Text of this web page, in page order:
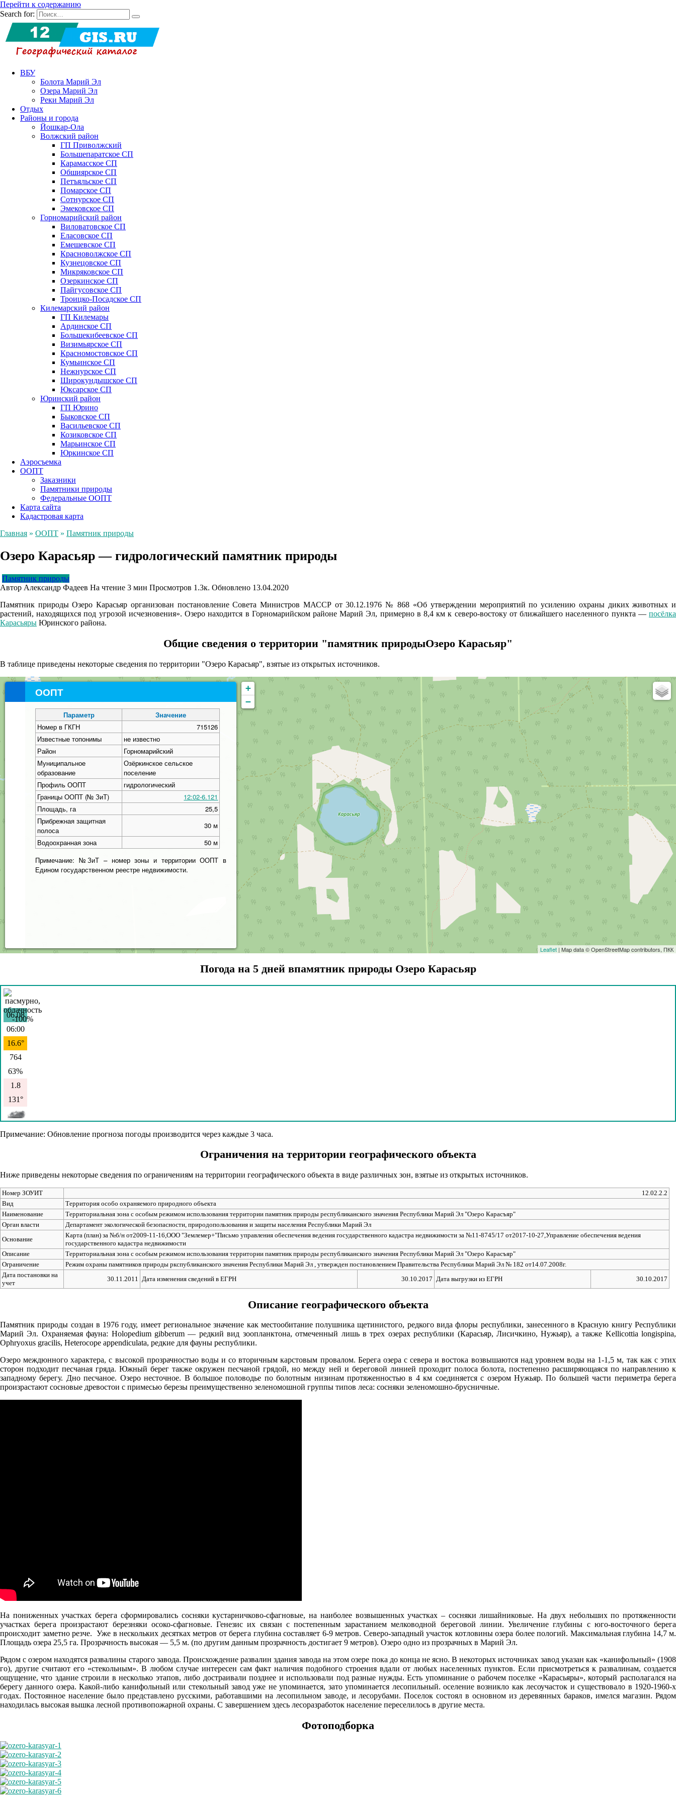
Перейти к содержанию
Search for:
ВБУ
Болота Марий Эл
Озера Марий Эл
Реки Марий Эл
Отдых
Районы и города
Йошкар-Ола
Волжский район
ГП Приволжский
Большепаратское СП
Карамасское СП
Обшиярское СП
Петъяльское СП
Помарское СП
Сотнурское СП
Эмековское СП
Горномарийский район
Виловатовское СП
Еласовское СП
Емешевское СП
Красноволжское СП
Кузнецовское СП
Микряковское СП
Озеркинское СП
Пайгусовское СП
Троицко-Посадское СП
Килемарский район
ГП Килемары
Ардинское СП
Большекибеевское СП
Визимьярское СП
Красномостовское СП
Кумьинское СП
Нежнурское СП
Широкундышское СП
Юксарское СП
Юринский район
ГП Юрино
Быковское СП
Васильевское СП
Козиковское СП
Марьинское СП
Юркинское СП
Аэросъемка
ООПТ
Заказники
Памятники природы
Федеральные ООПТ
Карта сайта
Кадастровая карта
Главная » ООПТ » Памятник природы
Озеро Карасьяр — гидрологический памятник природы
Памятник природы
Автор Александр Фадеев На чтение 3 мин Просмотров 1.3к. Обновлено 13.04.2020
Памятник природы Озеро Карасьяр организован постановление Совета Министров МАССР от 30.12.1976 № 868 «Об утверждении мероприятий по усилению охраны диких животных и
растений, находящихся под угрозой исчезновения». Озеро находится в Горномарийском районе Марий Эл, примерно в 8,4 км к северо-востоку от ближайшего населенного пункта — посёлка
Карасьяры Юринского района.
Общие сведения о территории "памятник природыОзеро Карасьяр"
В таблице приведены некоторые сведения по территории "Озеро Карасьяр", взятые из открытых источников.
ООПТ
Параметр
Значение
Номер в ГКГН
715126
Известные топонимы
не известно
Район
Горномарийский
Муниципальное
образование
Озёркинское сельское
поселение
Профиль ООПТ
гидрологический
Границы ООПТ (№ ЗиТ)
12:02-6.121
Площадь, га
25,5
Прибрежная защитная
полоса
30 м
Водоохранная зона
50 м
Примечание: №ЗиТ – номер зоны и территории ООПТ в
Едином государственном реестре недвижимости.
+
−
Leaflet | Map data © OpenStreetMap contributors, ПКК
Погода на 5 дней впамятник природы Озеро Карасьяр
06.08
06:00
16.6°
764
63%
1.8
131°
06.08
764
57%
2.6
195°
06.08
12:00
23.9°
3.5
213°
06.08
15:00
21:00
18.6°
761
85%
2.2
193°
17.7°
761
88%
2.4
Примечание: Обновление прогноза погоды производится через каждые 3 часа.
Ограничения на территории географического объекта
Ниже приведены некоторые сведения по ограничениям на территории географического объекта в виде различных зон, взятые из открытых источников.
Номер ЗОУИТ
12.02.2.2
Вид
Территория особо охраняемого природного объекта
Наименование
Территориальная зона с особым режимом использования территории памятник природы республиканского значения Республики Марий Эл "Озеро Карасъяр"
Орган власти
Департамент экологической безопасности, природопользования и защиты населения Республики Марий Эл
Основание
Карта (план) за №б/н от2009-11-16,ООО "Землемер+"Письмо управления обеспечения ведения государственного кадастра недвижимости за №11-8745/17 от2017-10-27,Управление обеспечения ведения
государственного кадастра недвижимости
Описание
Территориальная зона с особым режимом использования территории памятник природы республиканского значения Республики Марий Эл "Озеро Карасъяр"
Ограничение
Режим охраны памятников природы ркспубликанского значения Республики Марий Эл , утвержден постановлением Правительства Республики Марий Эл № 182 от14.07.2008г.
Дата постановки на
учет
30.11.2011 Дата изменения сведений в ЕГРН 30.10.2017 Дата выгрузки из ЕГРН 30.10.2017
Описание географического объекта
Памятник природы создан в 1976 году, имеет региональное значение как местообитание полушника щетинистого, редкого вида флоры республики, занесенного в Красную книгу Республики
Марий Эл. Охраняемая фауна: Holopedium gibberum — редкий вид зоопланктона, отмеченный лишь в трех озерах республики (Карасьяр, Лисичкино, Нужьяр), а также Kellicottia longispina,
Ophryoxus gracilis, Heterocope appendiculata, редкие для фауны республики.
Озеро междюнного характера, с высокой прозрачностью воды и со вторичным карстовым провалом. Берега озера с севера и востока возвышаются над уровнем воды на 1-1,5 м, так как с этих
сторон подходит песчаная гряда. Южный берег также окружен песчаной грядой, но между ней и береговой линией проходит полоса болота, постепенно расширяющаяся по направлению к
западному берегу. Дно песчаное. Озеро несточное. В большое половодье по болотным низинам протяженностью в 4 км соединяется с озером Нужьяр. По большей части периметра берега
произрастают сосновые древостои с примесью березы преимущественно зеленомошной группы типов леса: сосняки зеленомошно-брусничные.
На пониженных участках берега сформировались сосняки кустарничково-сфагновые, на наиболее возвышенных участках – сосняки лишайниковые. На двух небольших по протяженности
участках берега произрастают березняки осоко-сфагновые. Генезис их связан с постепенным зарастанием мелководной береговой линии. Увеличение глубины с юго-восточного берега
происходит заметно резче. Уже в нескольких десятках метров от берега глубина составляет 6-9 метров. Северо-западный участок котловины озера более пологий. Максимальная глубина 14,7 м.
Площадь озера 25,5 га. Прозрачность высокая — 5,5 м. (по другим данным прозрачность достигает 9 метров). Озеро одно из прозрачных в Марий Эл.
Рядом с озером находятся развалины старого завода. Происхождение развалин здания завода на этом озере пока до конца не ясно. В некоторых источниках завод указан как «канифольный» (1908
го), другие считают его «стекольным». В любом случае интересен сам факт наличия подобного строения вдали от любых населенных пунктов. Если присмотреться к развалинам, создается
ощущение, что здание строили в несколько этапов, либо достраивали позднее и использовали под разные нужды. Есть упоминание о рабочем поселке «Карасьяры», который располагался на
берегу данного озера. Какой-либо канифольный или стекольный завод уже не упоминается, зато упоминается лесопильный. оселение возникло как лесоучасток и существовало в 1920-1960-х
годах. Постоянное население было представлено русскими, работавшими на лесопильном заводе, и лесорубами. Поселок состоял в основном из деревянных бараков, имелся магазин. Рядом
находилась высокая вышка лесной противопожарной охраны. С завершением здесь лесоразработок население переселилось в другие места.
Фотоподборка